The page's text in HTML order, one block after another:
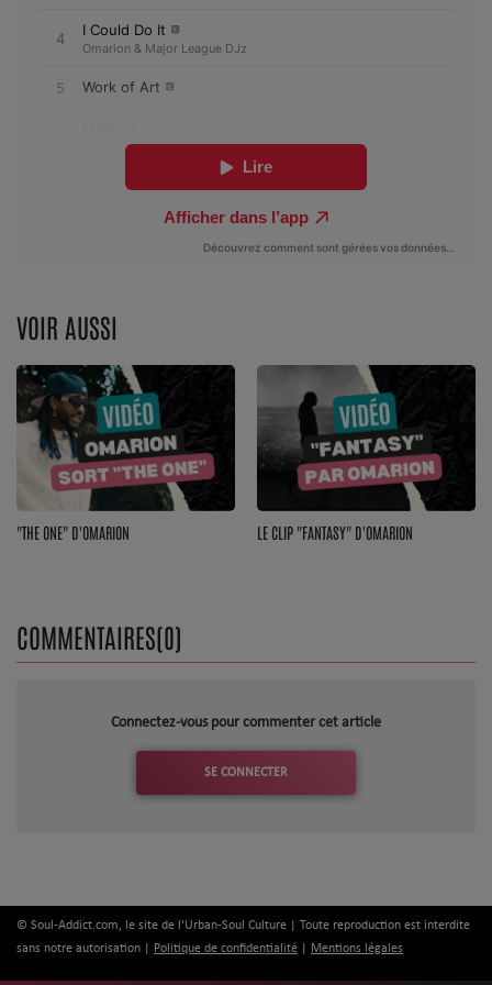
Service Commercial
VOIR AUSSI
"THE ONE" D'OMARION LE CLIP "FANTASY" D'OMARION
COMMENTAIRES(0)
Connectez-vous pour commenter cet article
SE CONNECTER
© Soul-Addict.com, le site de l'Urban-Soul Culture | Toute reproduction est interdite
sans notre autorisation |
Politique de confidentialité Mentions légales